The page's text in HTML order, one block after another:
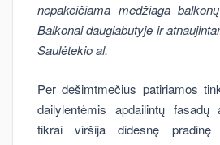
nepakeičiama medžiaga
Balkonai daugiabutyje ir
Saulėtekio al.
Per dešimtmečius patiriamos
dailylentėmis apdailintų fasadų
tikrai viršija didesnę